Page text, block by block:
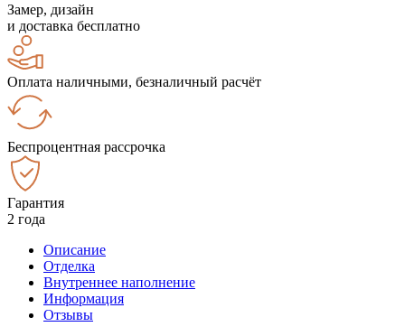
Замер, дизайн
и доставка бесплатно
Оплата наличными, безналичный расчёт
Беспроцентная рассрочка
Гарантия
2 года
Описание
Отделка
Внутреннее наполнение
Информация
Отзывы